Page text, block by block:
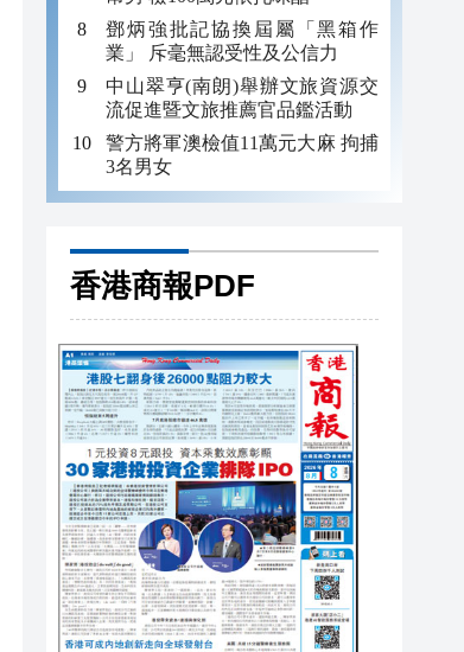
鄧炳強批記協換屆屬「黑箱作
業」 斥毫無認受性及公信力
中山翠亨(南朗)舉辦文旅資源交
流促進暨文旅推薦官品鑑活動
警方將軍澳檢值11萬元大麻 拘捕
3名男女
香港商報PDF